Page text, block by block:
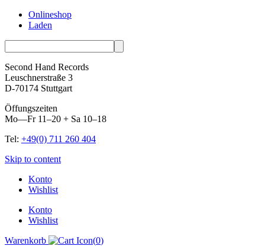
Onlineshop
Laden
Second Hand Records
Leuschnerstraße 3
D-70174 Stuttgart
Öffungszeiten
Mo—Fr 11–20 + Sa 10–18
Tel: +49(0) 711 260 404
Skip to content
Konto
Wishlist
Konto
Wishlist
Warenkorb
(0)